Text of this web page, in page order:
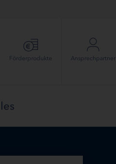
Förder­produkte Ansprech­partner